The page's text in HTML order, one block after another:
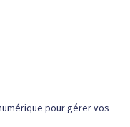
pour gérer vos